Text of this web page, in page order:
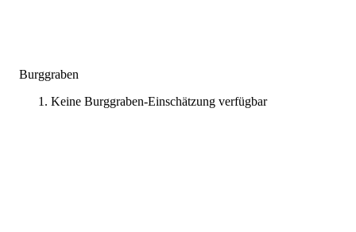
Burggraben
Keine Burggraben-Einschätzung verfügbar